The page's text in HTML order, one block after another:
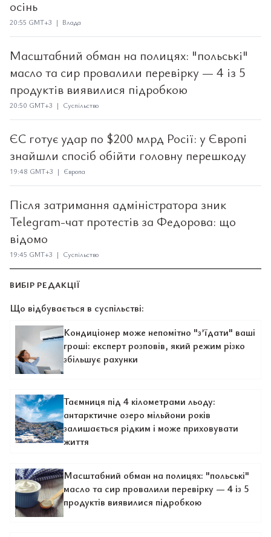
осінь
20:55 GMT+3 | Влада
Масштабний обман на полицях: "польські"
масло та сир провалили перевірку — 4 із 5
продуктів виявилися підробкою
20:50 GMT+3 | Суспільство
ЄС готує удар по $200 млрд Росії: у Європі
знайшли спосіб обійти головну перешкоду
19:48 GMT+3 | Європа
Після затримання адміністратора зник
Telegram-чат протестів за Федорова: що
відомо
19:45 GMT+3 | Суспільство
ВИБІР РЕДАКЦІЇ
Що відбувається в суспільстві:
Кондиціонер може непомітно "з’їдати" ваші
гроші: експерт розповів, який режим різко
збільшує рахунки
Таємниця під 4 кілометрами льоду:
антарктичне озеро мільйони років
залишається рідким і може приховувати
життя
Масштабний обман на полицях: "польські"
масло та сир провалили перевірку — 4 із 5
продуктів виявилися підробкою